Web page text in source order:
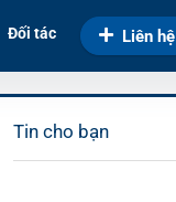
Đối tác Liên hệ
Tin cho bạn